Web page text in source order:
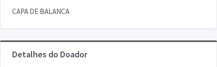
CAPA DE BALANCA
Detalhes do Doador